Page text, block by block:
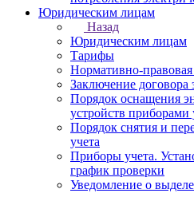
Юридическим лицам
Назад
Юридическим лицам
Тарифы
Нормативно-правовая
Заключение договора
Порядок оснащения
устройств приборами
Порядок снятия и
учета
Приборы учета.
график проверки
Уведомление о